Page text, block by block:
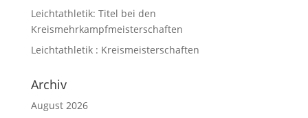
Leichtathletik: Titel bei den
Kreismehrkampfmeisterschaften
Leichtathletik : Kreismeisterschaften
Archiv
August 2026